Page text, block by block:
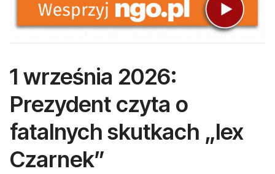
1 września 2026:
Prezydent czyta o
fatalnych skutkach „lex
Czarnek”